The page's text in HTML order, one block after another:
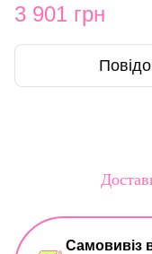
3 901 грн
Самовивіз